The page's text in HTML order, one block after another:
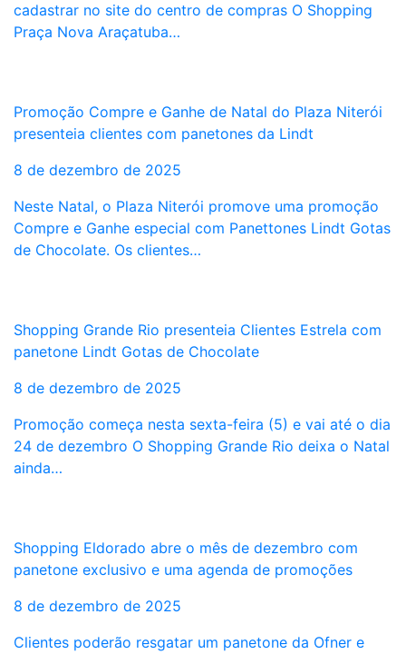
cadastrar no site do centro de compras O Shopping
Praça Nova Araçatuba…
Promoção Compre e Ganhe de Natal do Plaza Niterói
presenteia clientes com panetones da Lindt
8 de dezembro de 2025
Neste Natal, o Plaza Niterói promove uma promoção
Compre e Ganhe especial com Panettones Lindt Gotas
de Chocolate. Os clientes…
Shopping Grande Rio presenteia Clientes Estrela com
panetone Lindt Gotas de Chocolate
8 de dezembro de 2025
Promoção começa nesta sexta-feira (5) e vai até o dia
24 de dezembro O Shopping Grande Rio deixa o Natal
ainda…
Shopping Eldorado abre o mês de dezembro com
panetone exclusivo e uma agenda de promoções
8 de dezembro de 2025
Clientes poderão resgatar um panetone da Ofner e